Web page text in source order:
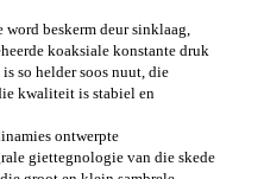
beskerm deur sinklaag,
koaksiale konstante druk
so helder soos nuut, die
kwaliteit is stabiel en
ontwerpte
giettegnologie van die skede